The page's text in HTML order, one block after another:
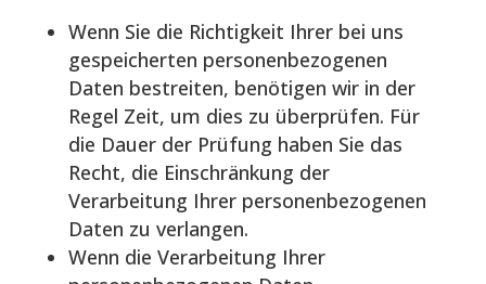
Wenn Sie die Richtigkeit Ihrer bei uns
gespeicherten personenbezogenen
Daten bestreiten, benötigen wir in der
Regel Zeit, um dies zu überprüfen. Für
die Dauer der Prüfung haben Sie das
Recht, die Einschränkung der
Verarbeitung Ihrer personenbezogenen
Daten zu verlangen.
Wenn die Verarbeitung Ihrer